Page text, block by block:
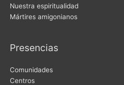
Nuestra espiritualidad
Mártires amigonianos
Presencias
Comunidades
Centros